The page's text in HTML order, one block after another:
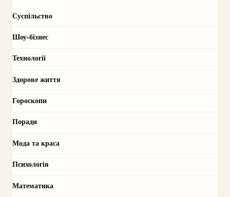
Суспільство
Шоу-бізнес
Технології
Здорове життя
Гороскопи
Поради
Мода та краса
Психологія
Математика